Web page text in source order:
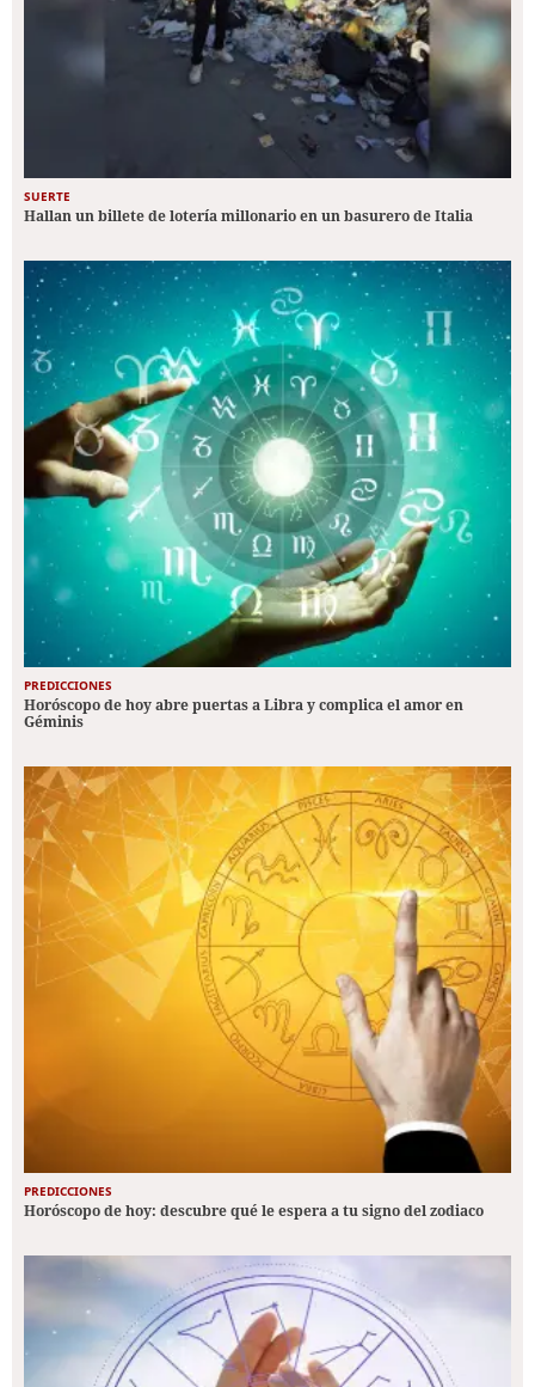
SUERTE
Hallan un billete de lotería millonario en un basurero de Italia
PREDICCIONES
Horóscopo de hoy abre puertas a Libra y complica el amor en
Géminis
PREDICCIONES
Horóscopo de hoy: descubre qué le espera a tu signo del zodiaco